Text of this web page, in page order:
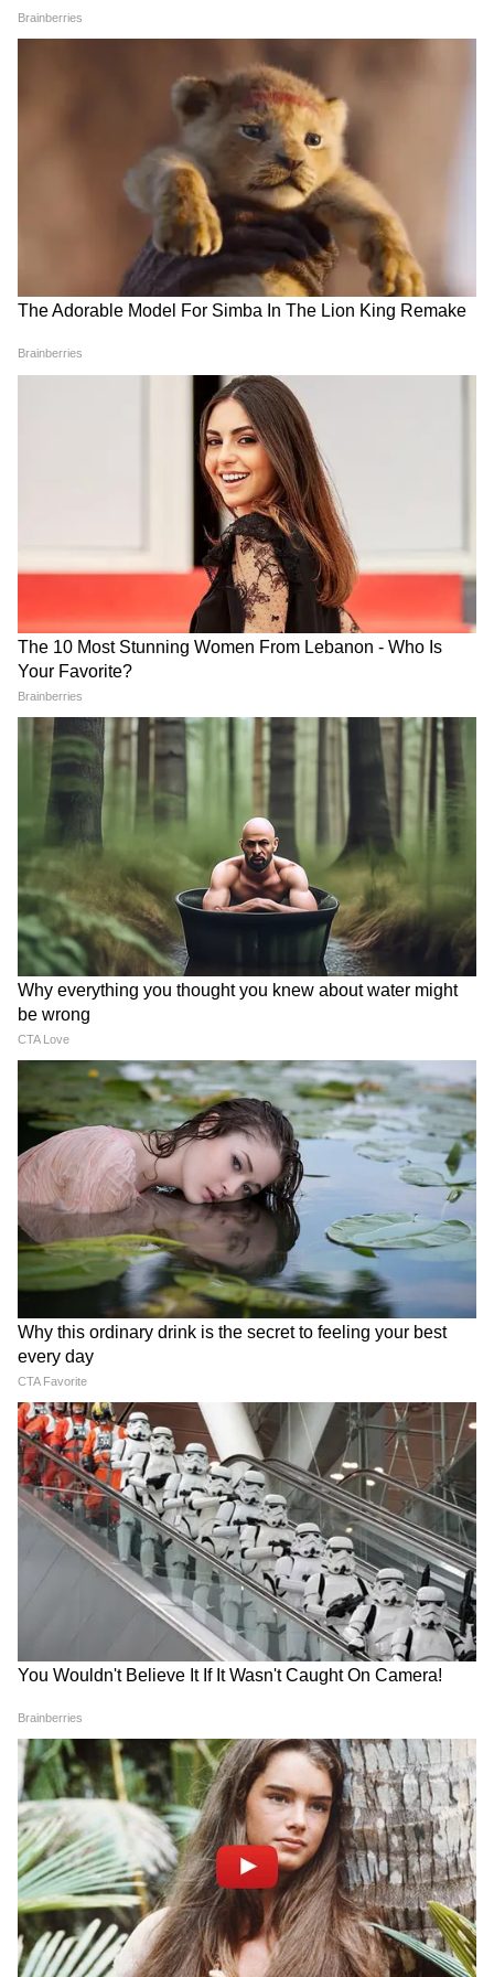
Atiq Ahmed Family: अतीक
अहमद के परिवार में अब कौन-कौन?
जानें बीवी शाइस्ता परवीन समेत पांचों
Aban Ahmed Funeral: कोर्ट ने
दी पैरोल, लेकिन रखी एक बड़ी शर्त...
अतीक अहमद के बेटों पर क्या हैं
निर्देश?
LATEST VIDEOS
Atiq Ahmed के बेटे की मौत पर घर पहुंचे
फजीहत!
Jalandhar में भयानक एक्सीडेंटः चकनाचूर हो
गई कार-3 लोगों की ऑन द स्पॉट मौत, SHO ने